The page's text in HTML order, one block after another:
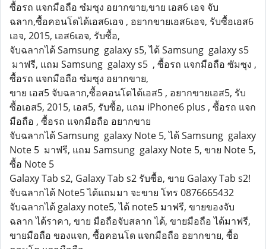
ซื้อรถ แจกมือถือ ซํมซุง อยากขาย,ขาย เอส6 เอจ จับ
ฉลาก,ซื้อคอนโดได้เอส6เอจ , อยากขายเอส6เอจ, รับซื้อเอส6
เอจ, 2015, เอส6เอจ, รับซื้อ,
จับฉลากได้ Samsung galaxy s5, ได้ Samsung galaxy s5
มาฟรี, แถม Samsung galaxy s5 , ซื้อรถ แจกมือถือ ซัมซุง ,
ซื้อรถ แจกมือถือ ซํมซุง อยากขาย,
ขาย เอส5 จับฉลาก,ซื้อคอนโดได้เอส5 , อยากขายเอส5, รับ
ซื้อเอส5, 2015, เอส5, รับซื้อ, แถม iPhone6 plus , ซื้อรถ แจก
มือถือ , ซื้อรถ แจกมือถือ อยากขาย
จับฉลากได้ Samsung galaxy Note 5, ได้ Samsung galaxy
Note 5 มาฟรี, แถม Samsung galaxy Note 5, ขาย Note 5,
ซื้อ Note 5
Galaxy Tab s2, Galaxy Tab s2 รับซื้อ, ขาย Galaxy Tab s2!
จับฉลากได้ Note5 ได้แถมมา จะขาย โทร 0876665432
จับฉลากได้ galaxy note5, ได้ note5 มาฟรี, ขายของจับ
ฉลาก ได้ราคา, ขาย มือถือจับสลาก ได้, ขายมือถือ ได้มาฟรี,
ขายมือถือ ของแจก, ซื้อคอนโด แจกมือถือ อยากขาย, ซื้อ